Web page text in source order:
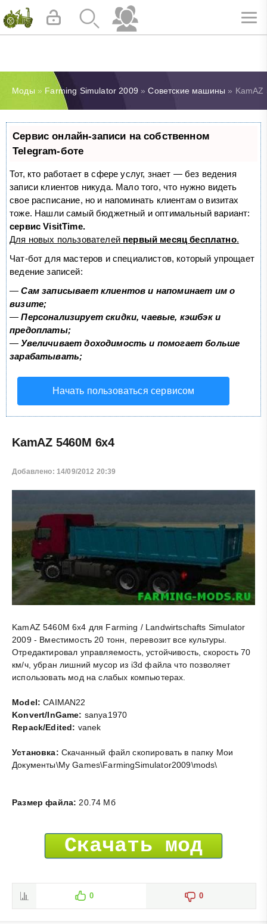
Моды » Farming Simulator 2009 »Советские машины » KamAZ
Сервис онлайн-записи на собственном
Telegram-боте
Тот, кто работает в сфере услуг, знает — без ведения
записи клиентов никуда. Мало того, что нужно видеть
свое расписание, но и напоминать клиентам о визитах
тоже. Нашли самый бюджетный и оптимальный вариант:
сервис VisitTime.
Для новых пользователей первый месяц бесплатно.
Чат-бот для мастеров и специалистов, который упрощает
ведение записей:
—Сам записывает клиентов и напоминает им о
визите;
—Персонализирует скидки, чаевые, кэшбэк и
предоплаты;
—Увеличивает доходимость и помогает больше
зарабатывать;
Начать пользоваться сервисом
KamAZ 5460M 6x4
Добавлено: 14/09/2012 20:39
KamAZ 5460M 6x4 для Farming / Landwirtschafts Simulator
2009 - Вместимость 20 тонн, перевозит все культуры.
Отредактировал управляемость, устойчивость, скорость 70
км/ч, убран лишний мусор из i3d файла что позволяет
использовать мод на слабых компьютерах.
Model: CAIMAN22
Konvert/InGame: sanya1970
Repack/Edited: vanek
Установка: Скачанный файл скопировать в папку Мои
Документы\My Games\FarmingSimulator2009\mods\
Размер файла: 20.74 Мб
Скачать мод
0 0